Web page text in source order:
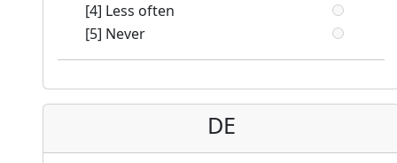
[4] Less often
[5] Never
DE